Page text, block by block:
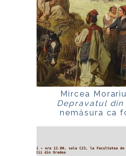
Mircea
Depravatul din
nemăsura ca